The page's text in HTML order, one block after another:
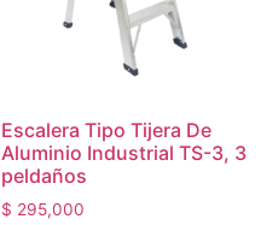
Escalera Tipo Tijera De
Aluminio Industrial TS-3, 3
peldaños
$ 295,000